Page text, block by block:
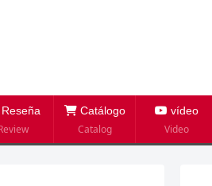
Reseña Catálogo
Catalog
vídeo
Video